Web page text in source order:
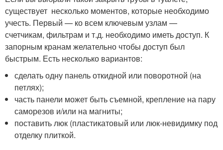
существует несколько моментов, которые необходимо
учесть. Первый — ко всем ключевым узлам —
счетчикам, фильтрам и т.д. необходимо иметь доступ. К
запорным кранам желательно чтобы доступ был
быстрым. Есть несколько вариантов:
сделать одну панель откидной или поворотной (на
петлях);
часть панели может быть съемной, крепление на пару
саморезов и/или на магниты;
поставить люк (пластикатовый или люк-невидимку под
отделку плиткой.